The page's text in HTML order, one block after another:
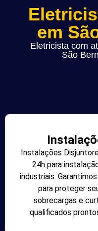
em
Eletricista com
São
Instalações
24h para
industriais.
para proteger
sobrecargas e
qualificados